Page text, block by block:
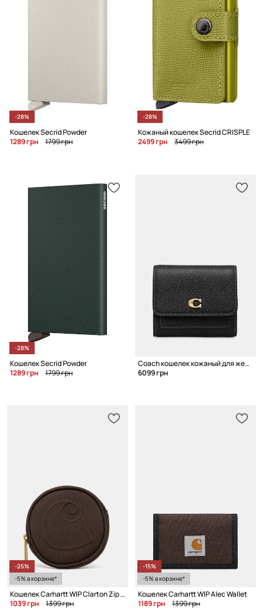
-28%
Кошелек Secrid Powder
1289 грн
1799 грн
-28%
Кожаный кошелек Secrid CRISPLE
2499 грн
3499 грн
-28%
Кошелек Secrid Powder
1289 грн
1799 грн
Coach кошелек кожаный для женщин
6099 грн
-25%
-5% в корзине*
Кошелек Carhartt WIP Clarton Zip Wallet
1039 грн
1399 грн
-15%
-5% в корзине*
Кошелек Carhartt WIP Alec Wallet
1189 грн
1399 грн